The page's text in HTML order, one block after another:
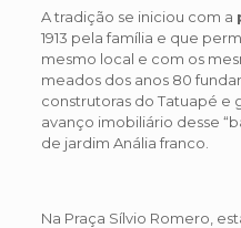
A tradição se iniciou com a
1913 pela família e que
mesmo local e com os
meados dos anos 80
construtoras do Tatuapé e
avanço imobiliário desse
de jardim Anália franco.
Na Praça Sílvio Romero,